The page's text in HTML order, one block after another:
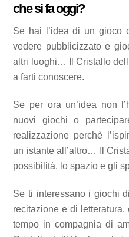
che si fa oggi?
Se hai l’idea di un gioco
vedere pubblicizzato e
altri luoghi… Il Cristallo
a farti conoscere.
Se per ora un’idea non
nuovi giochi o
realizzazione perchè
un istante all’altro… Il
possibilità, lo spazio e gli
Se ti interessano i giochi
recitazione e di
tempo in compagnia di